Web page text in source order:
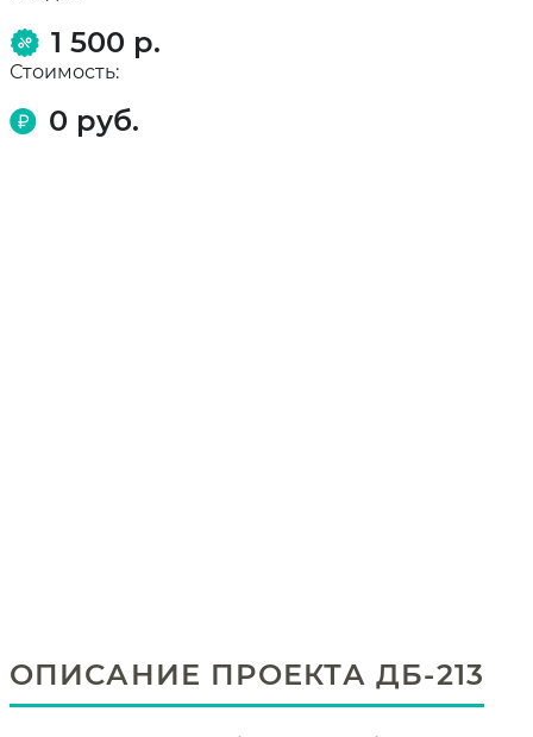
1 500 р.
Стоимость:
0 руб.
ОПИСАНИЕ ПРОЕКТА ДБ-213